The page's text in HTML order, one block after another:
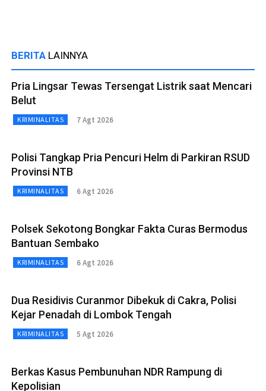
BERITA LAINNYA
Pria Lingsar Tewas Tersengat Listrik saat Mencari
Belut
KRIMINALITAS 7 Agt 2026
Polisi Tangkap Pria Pencuri Helm di Parkiran RSUD
Provinsi NTB
KRIMINALITAS 6 Agt 2026
Polsek Sekotong Bongkar Fakta Curas Bermodus
Bantuan Sembako
KRIMINALITAS 6 Agt 2026
Dua Residivis Curanmor Dibekuk di Cakra, Polisi
Kejar Penadah di Lombok Tengah
KRIMINALITAS 5 Agt 2026
Berkas Kasus Pembunuhan NDR Rampung di
Kepolisian